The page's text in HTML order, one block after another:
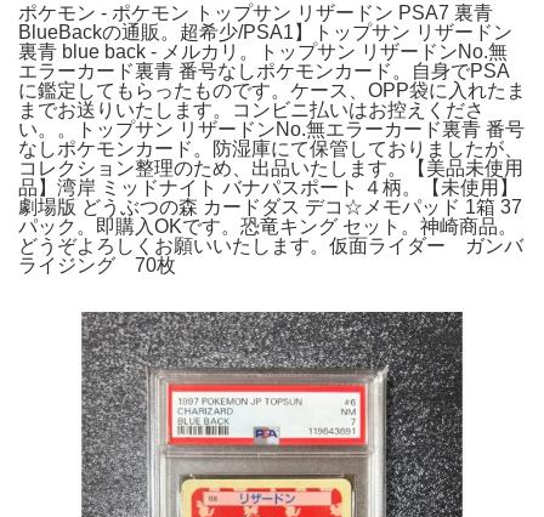
ポケモン - ポケモン トップサン リザードン PSA7 裏青
BlueBackの通販。超希少/PSA1】トップサン リザードン
裏青 blue back - メルカリ。トップサン リザードンNo.無
エラーカード裏青 番号なしポケモンカード。自身でPSA
に鑑定してもらったものです。ケース、OPP袋に入れたま
までお送りいたします。コンビニ払いはお控えくださ
い。。トップサン リザードンNo.無エラーカード裏青 番号
なしポケモンカード。防湿庫にて保管しておりましたが、
コレクション整理のため、出品いたします。【美品未使用
品】湾岸 ミッドナイト バナパスポート ４柄。【未使用】
劇場版 どうぶつの森 カードダス デコ☆メモパッド 1箱 37
パック。即購入OKです。恐竜キング セット。神崎商品。
どうぞよろしくお願いいたします。仮面ライダー ガンバ
ライジング 70枚